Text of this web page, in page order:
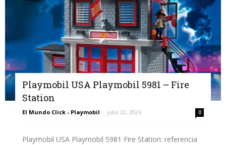
Playmobil USA Playmobil 5981 – Fire
Station
El Mundo Click - Playmobil - julio 22, 2026 0
Playmobil USA Playmobil 5981 Fire Station: referencia